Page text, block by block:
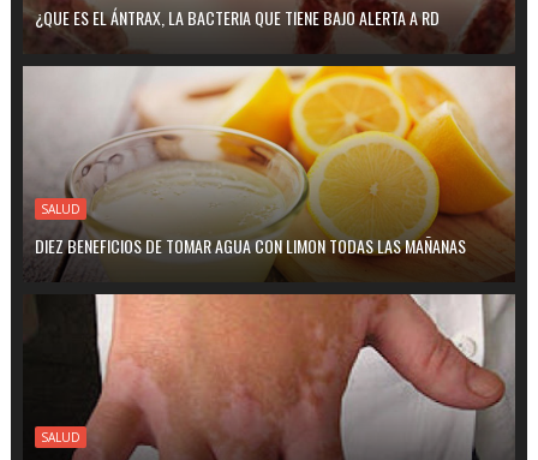
¿QUE ES EL ÁNTRAX, LA BACTERIA QUE TIENE BAJO ALERTA A RD
SALUD
DIEZ BENEFICIOS DE TOMAR AGUA CON LIMON TODAS LAS MAÑANAS
SALUD